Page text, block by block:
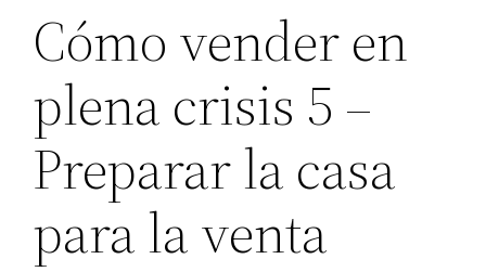
Cómo vender en
plena crisis 5 –
Preparar la casa
para la venta